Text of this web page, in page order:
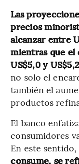
Las
precios
alcanzar entre
mientras que el
US$5,0 y
no solo el
también el
productos
El banco
consumidores
En este
consume, se